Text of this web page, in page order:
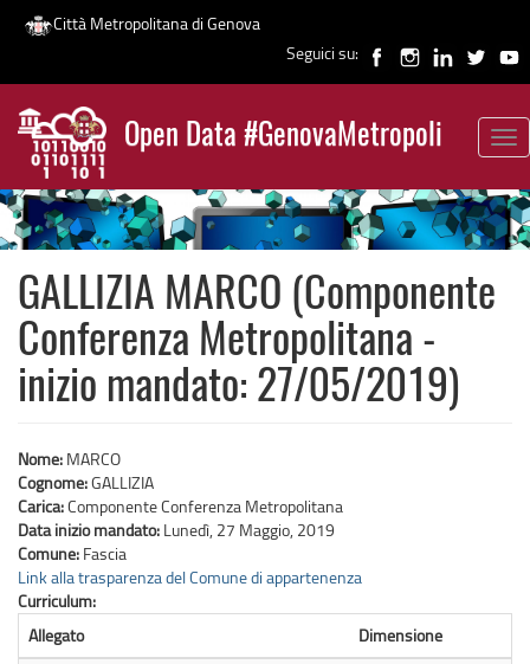
Salta
contenuto
principale
Città Metropolitana di Genova
Seguici su:
Open Data #GenovaMetropoli
News
GALLIZIA MARCO (Componente
Conferenza Metropolitana -
inizio mandato: 27/05/2019)
Nome: MARCO
Cognome:GALLIZIA
Carica:Componente Conferenza Metropolitana
Data inizio mandato: Lunedì, 27 Maggio, 2019
Comune: Fascia
Link alla trasparenza del Comune di appartenenza
Curriculum:
Allegato
Dimensione